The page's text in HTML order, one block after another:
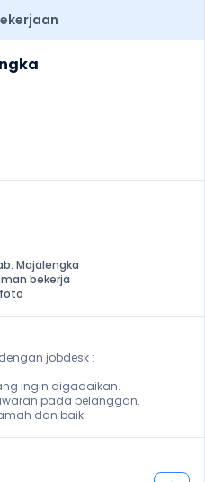
Majalengka
bekerja
jobdesk :
ingin digadaikan.
pada pelanggan.
dan baik.